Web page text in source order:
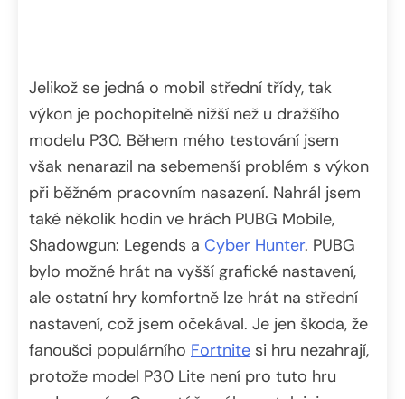
Jelikož se jedná o mobil střední třídy, tak
výkon je pochopitelně nižší než u dražšího
modelu P30. Během mého testování jsem
však nenarazil na sebemenší problém s výkon
při běžném pracovním nasazení. Nahrál jsem
také několik hodin ve hrách PUBG Mobile,
Shadowgun: Legends a Cyber Hunter. PUBG
bylo možné hrát na vyšší grafické nastavení,
ale ostatní hry komfortně lze hrát na střední
nastavení, což jsem očekával. Je jen škoda, že
fanoušci populárního Fortnite si hru nezahrají,
protože model P30 Lite není pro tuto hru